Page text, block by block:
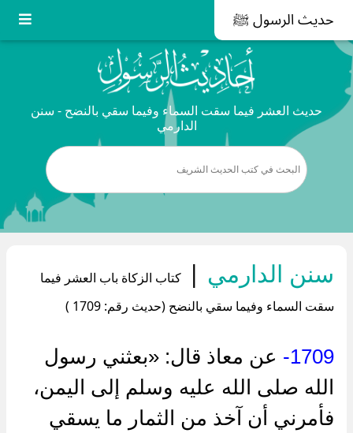
حديث الرسول ﷺ
حديث العشر فيما سقت السماء وفيما سقي بالنضح - سنن
الدارمي
سنن الدارمي |
كتاب الزكاة باب العشر فيما
سقت السماء وفيما سقي بالنضح (حديث رقم: 1709 )
1709-
عن معاذ قال: «بعثني رسول
الله صلى الله عليه وسلم إلى اليمن،
فأمرني أن آخذ من الثمار ما يسقي